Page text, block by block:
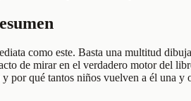
como este. Basta una multitud
de mirar en el verdadero motor del
por qué tantos niños vuelven a él una y